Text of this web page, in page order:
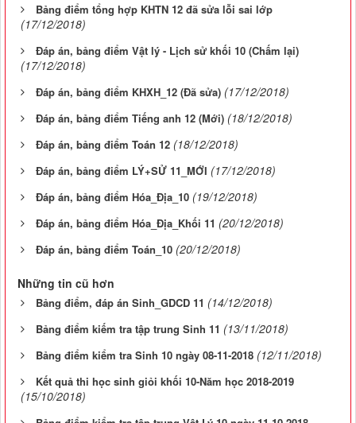
Bảng điểm tổng hợp KHTN 12 đã sửa lỗi sai lớp
(17/12/2018)
Đáp án, bảng điểm Vật lý - Lịch sử khối 10 (Chấm lại)
(17/12/2018)
Đáp án, bảng điểm KHXH_12 (Đã sửa) (17/12/2018)
Đáp án, bảng điểm Tiếng anh 12 (Mới) (18/12/2018)
Đáp án, bảng điểm Toán 12 (18/12/2018)
Đáp án, bảng điểm LÝ+SỬ 11_MỚI (17/12/2018)
Đáp án, bảng điểm Hóa_Địa_10 (19/12/2018)
Đáp án, bảng điểm Hóa_Địa_Khối 11 (20/12/2018)
Đáp án, bảng điểm Toán_10 (20/12/2018)
Những tin cũ hơn
Bảng điểm, đáp án Sinh_GDCD 11 (14/12/2018)
Bảng điểm kiếm tra tập trung Sinh 11 (13/11/2018)
Bảng điểm kiểm tra Sinh 10 ngày 08-11-2018 (12/11/2018)
Kết quả thi học sinh giỏi khối 10-Năm học 2018-2019
(15/10/2018)